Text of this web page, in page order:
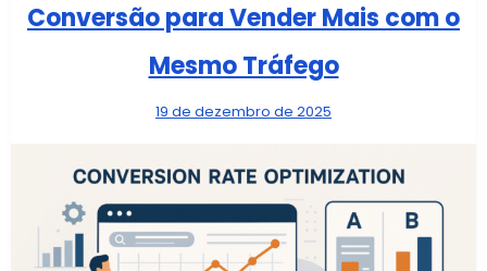
Conversão para Vender Mais com o
Mesmo Tráfego
19 de dezembro de 2025